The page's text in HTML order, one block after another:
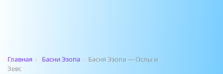
Главная › Басни Эзопа › Басня Эзопа — Ослы и
Зевс